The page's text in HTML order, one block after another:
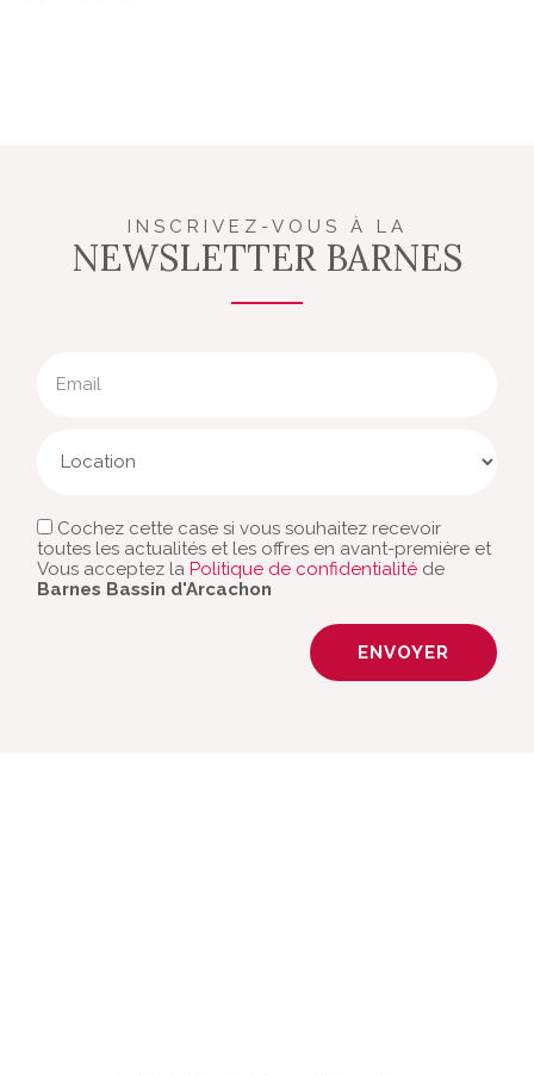
INSCRIVEZ-VOUS À LA
NEWSLETTER BARNES
Email
Cochez cette case si vous souhaitez recevoir
toutes les actualités et les offres en avant-première et
Vous acceptez laPolitique de confidentialité de
Barnes Bassin d'Arcachon